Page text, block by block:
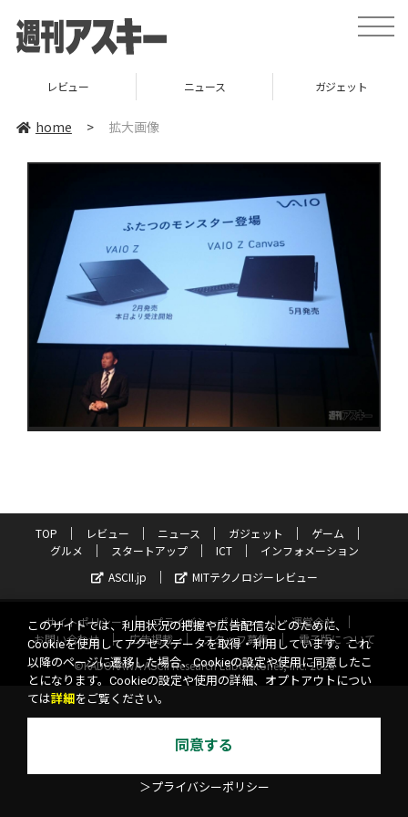
toggle
レビュー ニュース ガジェット
home > 拡大画像
TOP レビュー ニュース ガジェット
ゲーム
グルメ
スタートアップ ICT
インフォメーション
ASCII.jp
MITテクノロジーレビュー
サイトポリシー プライバシーポリシー
運営会社
お問い合わせ
広告掲載 スタッフ募集
電子版について
©KADOKAWA ASCII Research Laboratories, Inc. 2026
このサイトでは、利用状況の把握や広告配信などのために、
Cookieを使用してアクセスデータを取得・利用しています。これ
以降のページに遷移した場合、Cookieの設定や使用に同意したこ
とになります。Cookieの設定や使用の詳細、オプトアウトについ
ては詳細 をご覧ください。
同意する
＞プライバシーポリシー